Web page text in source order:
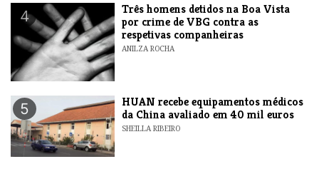
4
Três homens detidos na Boa Vista
por crime de VBG contra as
respetivas companheiras
ANILZA ROCHA
5
HUAN recebe equipamentos médicos
da China avaliado em 40 mil euros
SHEILLA RIBEIRO